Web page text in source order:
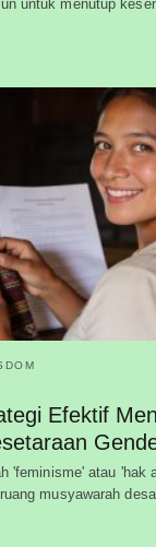
untuk menutup
Efektif
'feminisme' atau 'hak
musyawarah